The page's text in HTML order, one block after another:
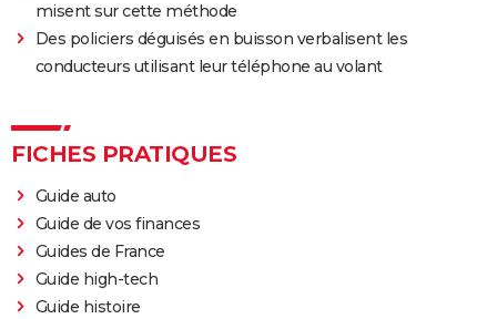
misent sur cette méthode
Des policiers déguisés en buisson verbalisent les
conducteurs utilisant leur téléphone au volant
FICHES PRATIQUES
Guide auto
Guide de vos finances
Guides de France
Guide high-tech
Guide histoire